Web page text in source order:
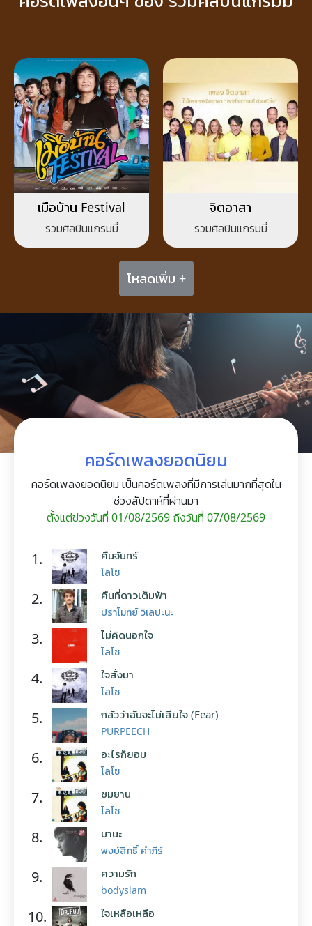
เมือบ้าน Festival
รวมศิลปินแกรมมี่
จิตอาสา
รวมศิลปินแกรมมี่
โหลดเพิ่ม +
คอร์ดเพลงยอดนิยม
คอร์ดเพลงยอดนิยม เป็นคอร์ดเพลงที่มีการเล่นมากที่สุดใน
ช่วงสัปดาห์ที่ผ่านมา
ตั้งแต่ช่วงวันที่ 01/08/2569 ถึงวันที่ 07/08/2569
1. คืนจันทร์
โลโซ
2. คืนที่ดาวเต็มฟ้า
ปราโมทย์ วิเลปะนะ
3. ไม่คิดนอกใจ
โลโซ
4. ใจสั่งมา
โลโซ
5. กลัวว่าฉันจะไม่เสียใจ (Fear)
PURPEECH
6. อะไรก็ยอม
โลโซ
7. ซมซาน
โลโซ
8. มานะ
พงษ์สิทธิ์ คำภีร์
9. ความรัก
bodyslam
10. ใจเหลือเหลือ